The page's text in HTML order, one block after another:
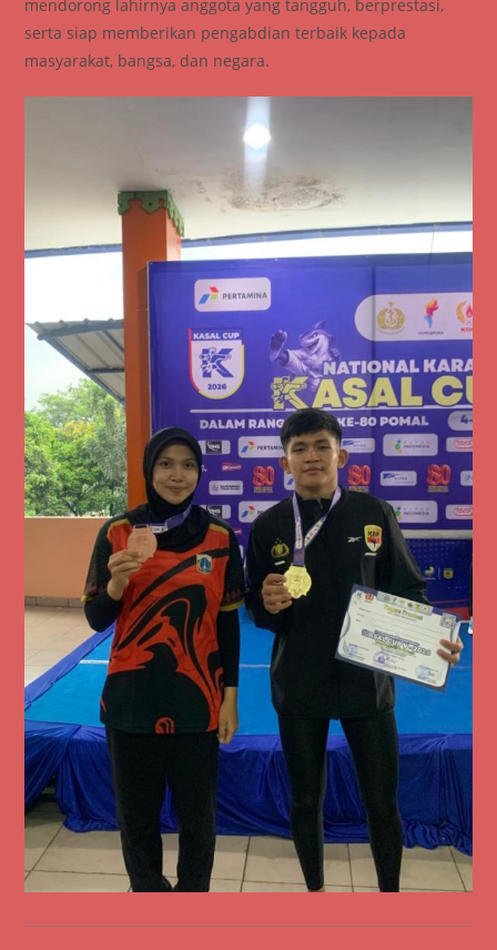
mendorong lahirnya anggota yang tangguh, berprestasi,
serta siap memberikan pengabdian terbaik kepada
masyarakat, bangsa, dan negara.